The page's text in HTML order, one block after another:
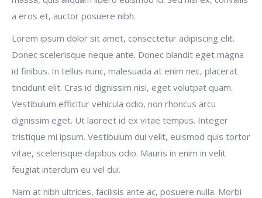
a eros et, auctor posuere nibh.
Lorem ipsum dolor sit amet, consectetur adipiscing elit.
Donec scelerisque neque ante. Donec blandit eget magna
id finibus. In tellus nunc, malesuada at enim nec, placerat
tincidunt elit. Cras id dignissim nisi, eget volutpat quam.
Vestibulum efficitur vehicula odio, non rhoncus arcu
dignissim eget. Ut laoreet id ex vitae tempus. Integer
tristique mi ipsum. Vestibulum dui velit, euismod quis tortor
vitae, scelerisque dapibus odio. Mauris in enim in velit
feugiat interdum eu vel dui.
Nam at nibh ultrices, facilisis ante ac, posuere nulla. Morbi